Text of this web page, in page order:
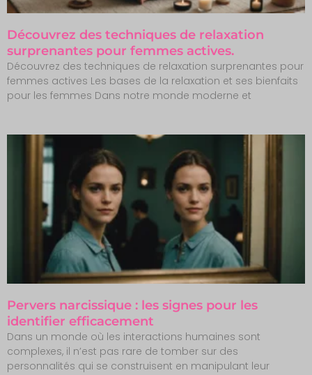
Découvrez des techniques de relaxation
surprenantes pour femmes actives.
Découvrez des techniques de relaxation surprenantes pour
femmes actives Les bases de la relaxation et ses bienfaits
pour les femmes Dans notre monde moderne et
Pervers narcissique : les signes pour les
identifier efficacement
Dans un monde où les interactions humaines sont
complexes, il n’est pas rare de tomber sur des
personnalités qui se construisent en manipulant leur